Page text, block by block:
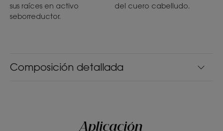
Aroma del contenido
***Evaluación del ciclo de vida realizada en 2020 por la empresa
Composición detallada
sus raíces en activo
seborreductor.
del cuero cabelludo.
Aplicación